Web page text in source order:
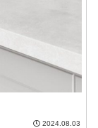
2024.08.03